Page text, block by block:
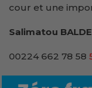
cour et une
Salimatou
00224 662 78 58